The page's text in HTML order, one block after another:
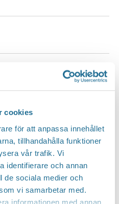
cookies
för att anpassa innehållet
tillhandahålla funktioner
vår trafik. Vi
identifierare och annan
de sociala medier och
vi samarbetar med.
informationen med annan
5, Motala
– TOO SOON
5, Motala